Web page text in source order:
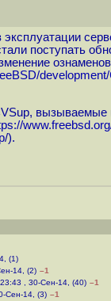
эксплуатации
поступать
вызываемые
/).
(1)
14, (2) –1
23:43 , 30-Сен-14, (40) –1
Сен-14, (3) –1